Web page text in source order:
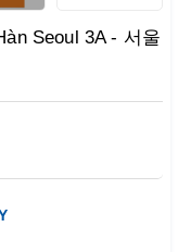
Seoul 3A - 서울